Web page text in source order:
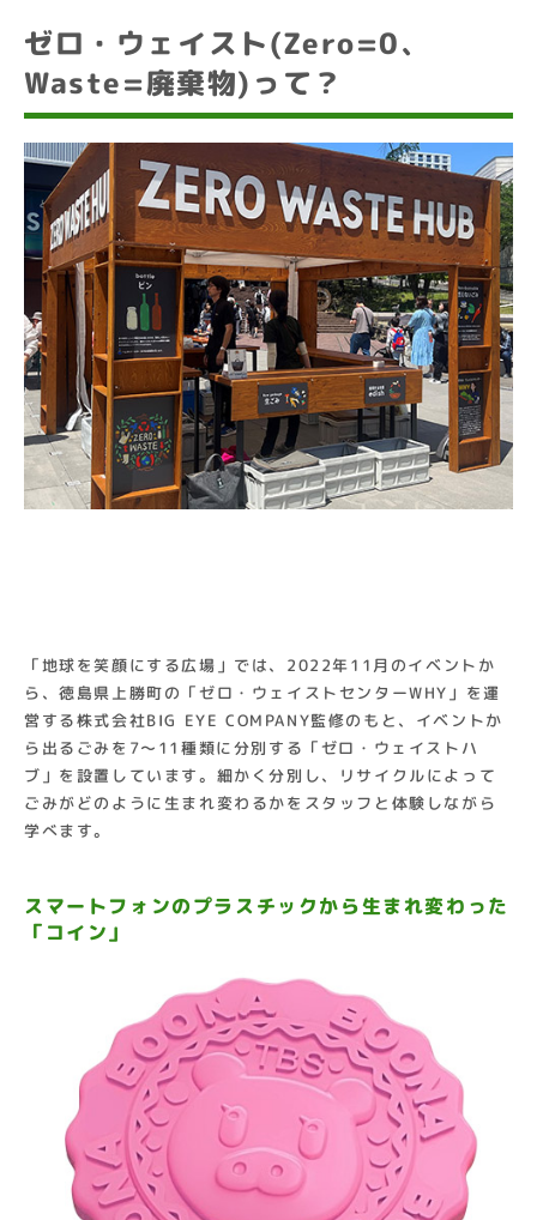
ゼロ・ウェイスト(Zero=0、
Waste=廃棄物)って？
「地球を笑顔にする広場」では、2022年11月のイベントか
ら、徳島県上勝町の「ゼロ・ウェイストセンターWHY」を運
営する株式会社BIG EYE COMPANY監修のもと、イベントか
ら出るごみを7〜11種類に分別する「ゼロ・ウェイストハ
ブ」を設置しています。細かく分別し、リサイクルによって
ごみがどのように生まれ変わるかをスタッフと体験しながら
学べます。
スマートフォンのプラスチックから生まれ変わった
「コイン」